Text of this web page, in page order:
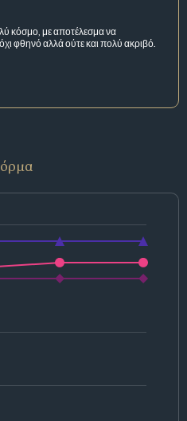
κόσμο, με αποτέλεσμα να
φθηνό αλλά ούτε και πολύ ακριβό.